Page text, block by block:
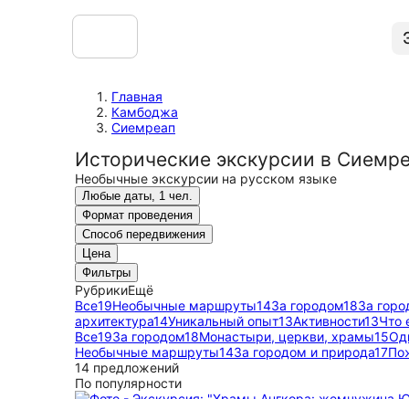
Главная
Камбоджа
Сиемреап
Исторические экскурсии в
Необычные экскурсии на русском языке
Любые даты, 1 чел.
Формат проведения
Способ передвижения
Цена
Фильтры
РубрикиЕщё
Все19Необычные маршруты14За городом18За
архитектура14Уникальный опыт13Активности13Что
Все19За городом18Монастыри, церкви, храмы15
Необычные маршруты14За городом и природа17
14 предложений
По популярности